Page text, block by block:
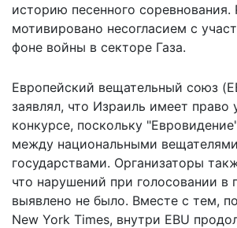
историю песенного соревнования.
мотивировано несогласием с
фоне войны в секторе Газа.
Европейский вещательный союз
заявлял, что Израиль имеет право
конкурсе, поскольку
между национальными
государствами. Организаторы
что нарушений при голосовании в
выявлено не было. Вместе с тем,
New York Times, внутри EBU